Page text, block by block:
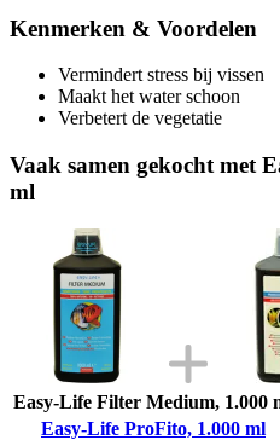
Kenmerken & Voordelen
Vermindert stress bij vissen
Maakt het water schoon
Verbetert de vegetatie
Vaak samen gekocht met
ml
Easy-Life Filter Medium, 1.000
Easy-Life ProFito, 1.000 ml